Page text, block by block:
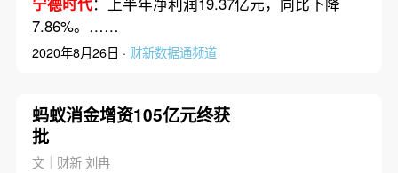
7.86%。……
2020年8月26日 · 财新数据通频道
蚂蚁消金增资105亿元终获
批
文｜财新 刘冉